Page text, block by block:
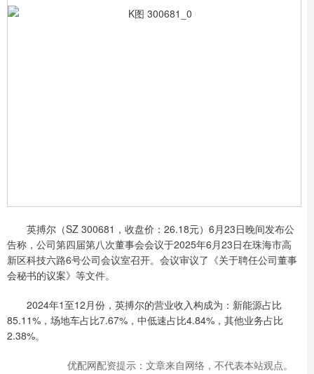
英搏尔（SZ 300681，收盘价：26.18元）6月23日晚间发布公
告称，公司第四届第八次董事会会议于2025年6月23日在珠海市高
新区科技六路6号公司会议室召开。会议审议了《关于聘任公司董事
会秘书的议案》等文件。
2024年1至12月份，英搏尔的营业收入构成为：新能源占比
85.11%，场地车占比7.67%，中低速占比4.84%，其他业务占比
2.38%。
优配网配资提示：文章来自网络，不代表本站观点。